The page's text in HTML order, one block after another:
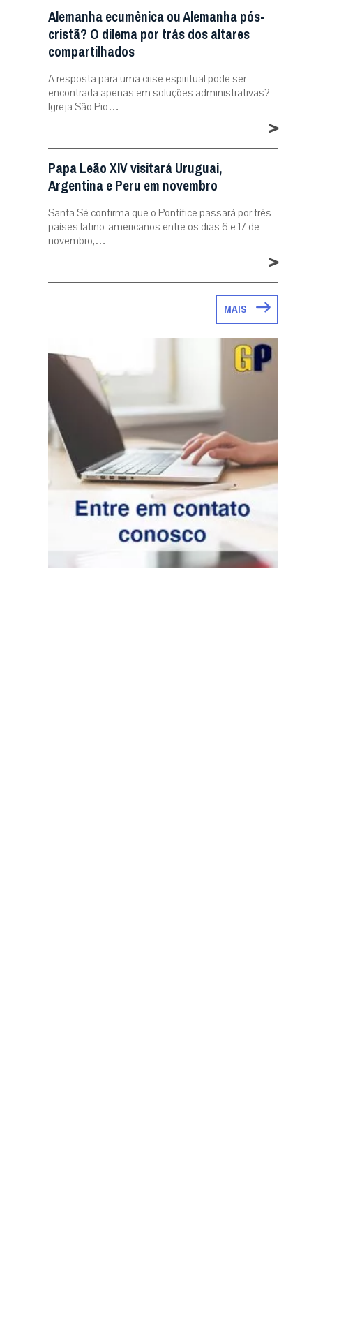
Alemanha ecumênica ou Alemanha pós-
cristã? O dilema por trás dos altares
compartilhados
A resposta para uma crise espiritual pode ser
encontrada apenas em soluções administrativas?
Igreja São Pio…
>
Papa Leão XIV visitará Uruguai,
Argentina e Peru em novembro
Santa Sé confirma que o Pontífice passará por três
países latino-americanos entre os dias 6 e 17 de
novembro,…
>
MAIS